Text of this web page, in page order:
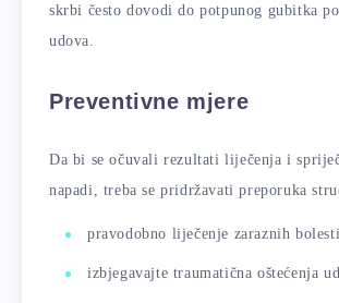
skrbi često dovodi do potpunog gubitka
udova.
Preventivne mjere
Da bi se očuvali rezultati liječenja i
napadi, treba se pridržavati preporuka
pravodobno liječenje zaraznih
izbjegavajte traumatična oštećenja